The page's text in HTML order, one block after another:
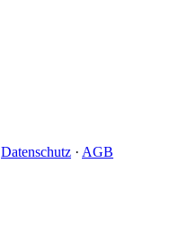
Datenschutz · AGB